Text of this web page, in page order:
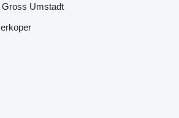
Gross Umstadt